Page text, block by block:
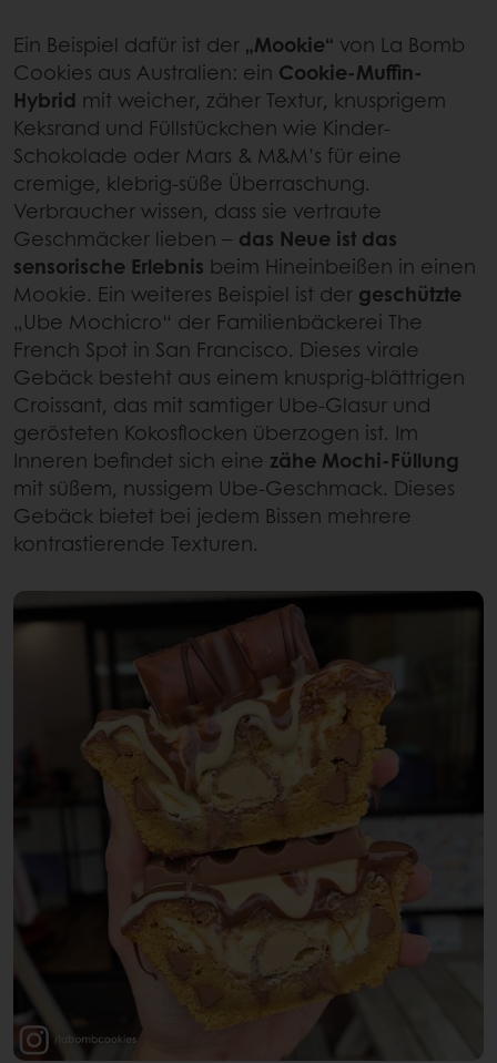
Ein Beispiel dafür ist der „Mookie“ von La Bomb
Cookies aus Australien: ein Cookie-Muffin-
Hybrid mit weicher, zäher Textur, knusprigem
Keksrand und Füllstückchen wie Kinder-
Schokolade oder Mars & M&M’s für eine
cremige, klebrig-süße Überraschung.
Verbraucher wissen, dass sie vertraute
Geschmäcker lieben – das Neue ist das
sensorische Erlebnis beim Hineinbeißen in einen
Mookie. Ein weiteres Beispiel ist der geschützte
„Ube Mochicro“ der Familienbäckerei The
French Spot in San Francisco. Dieses virale
Gebäck besteht aus einem knusprig-blättrigen
Croissant, das mit samtiger Ube-Glasur und
gerösteten Kokosflocken überzogen ist. Im
Inneren befindet sich eine zähe Mochi-Füllung
mit süßem, nussigem Ube-Geschmack. Dieses
Gebäck bietet bei jedem Bissen mehrere
kontrastierende Texturen.